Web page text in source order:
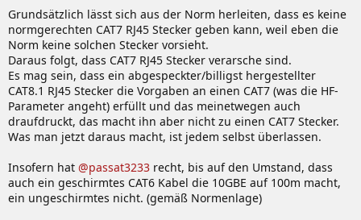
Grundsätzlich lässt sich aus der Norm herleiten, dass es keine
normgerechten CAT7 RJ45 Stecker geben kann, weil eben die
Norm keine solchen Stecker vorsieht.
Daraus folgt, dass CAT7 RJ45 Stecker verarsche sind.
Es mag sein, dass ein abgespeckter/billigst hergestellter
CAT8.1 RJ45 Stecker die Vorgaben an einen CAT7 (was die HF-
Parameter angeht) erfüllt und das meinetwegen auch
draufdruckt, das macht ihn aber nicht zu einen CAT7 Stecker.
Was man jetzt daraus macht, ist jedem selbst überlassen.
Insofern hat @passat3233 recht, bis auf den Umstand, dass
auch ein geschirmtes CAT6 Kabel die 10GBE auf 100m macht,
ein ungeschirmtes nicht. (gemäß Normenlage)